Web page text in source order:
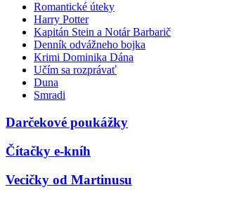
Romantické úteky
Harry Potter
Kapitán Stein a Notár Barbarič
Denník odvážneho bojka
Krimi Dominika Dána
Učím sa rozprávať
Duna
Smradi
Darčekové poukážky
Čítačky e-kníh
Vecičky od Martinusu